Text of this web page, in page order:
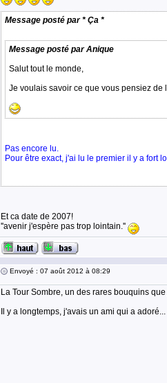
Message posté par * Ça *
Message posté par Anique
Salut tout le monde,
Je voulais savoir ce que vous pensiez de
Pas encore lu.
Pour être exact, j'ai lu le premier il y a fort
Et ca date de 2007!
''avenir j'espère pas trop lointain.''
Envoyé : 07 août 2012 à 08:29
La Tour Sombre, un des rares bouquins
Il y a longtemps, j'avais un ami qui a adoré...